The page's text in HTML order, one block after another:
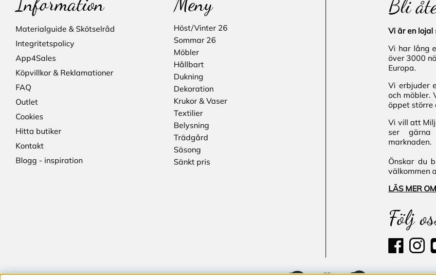
Materialguide & Skötselråd
Integritetspolicy
App4Sales
Köpvillkor & Reklamationer
FAQ
Outlet
Cookies
Hitta butiker
Kontakt
Blogg - inspiration
Höst/Vinter 26
Sommar 26
Möbler
Hållbart
Dukning
Dekoration
Krukor & Vaser
Textilier
Belysning
Trädgård
Säsong
Sänkt pris
Bli
Vi är en
Vi har lång
över 3000
Europa.
Vi erbjuder
och möbler.
öppet större
Vi vill att
ser gärna
marknaden.
Önskar du
välkommen
LÄS MER
Följ